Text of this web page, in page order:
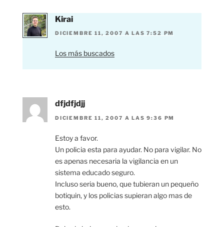
Kirai
DICIEMBRE 11, 2007 A LAS 7:52 PM
Los más buscados
dfjdfjdjj
DICIEMBRE 11, 2007 A LAS 9:36 PM
Estoy a favor.
Un policia esta para ayudar. No para vigilar. No
es apenas necesaria la vigilancia en un
sistema educado seguro.
Incluso seria bueno, que tubieran un pequeño
botiquin, y los policias supieran algo mas de
esto.